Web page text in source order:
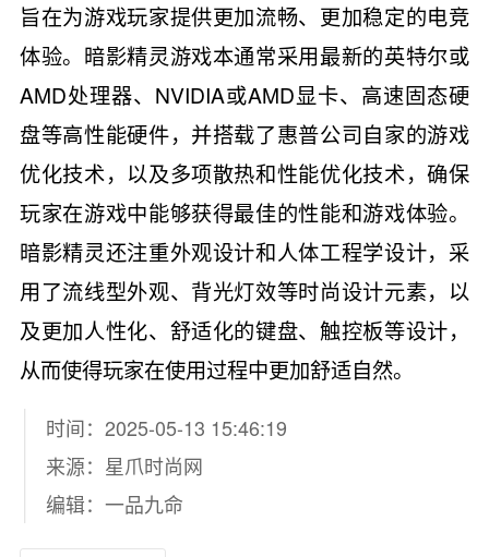
旨在为游戏玩家提供更加流畅、更加稳定的电竞
体验。暗影精灵游戏本通常采用最新的英特尔或
AMD处理器、NVIDIA或AMD显卡、高速固态硬
盘等高性能硬件，并搭载了惠普公司自家的游戏
优化技术，以及多项散热和性能优化技术，确保
玩家在游戏中能够获得最佳的性能和游戏体验。
暗影精灵还注重外观设计和人体工程学设计，采
用了流线型外观、背光灯效等时尚设计元素，以
及更加人性化、舒适化的键盘、触控板等设计，
从而使得玩家在使用过程中更加舒适自然。
时间：2025-05-13 15:46:19
来源： 星爪时尚网
编辑：一品九命